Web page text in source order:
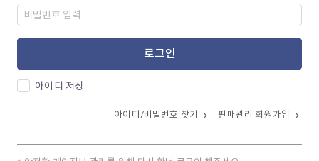
로그인
아이디 저장
아이디/비밀번호 찾기 판매관리 회원가입